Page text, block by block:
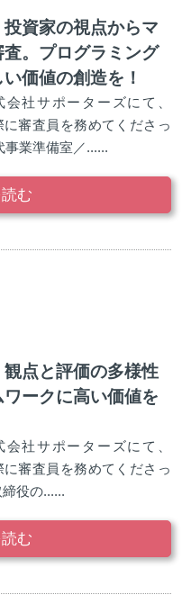
投資家の視点からマ
。プログラミング
価値の創造を！
社サポーターズにて、
審査員を務めてくださっ
業準備室／......
む
観点と評価の多様性
ークに高い価値を
社サポーターズにて、
審査員を務めてくださっ
役の......
む